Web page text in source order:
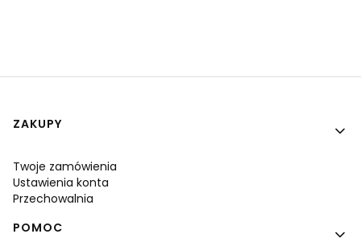
Linki w stopce
ZAKUPY
Twoje zamówienia
Ustawienia konta
Przechowalnia
POMOC